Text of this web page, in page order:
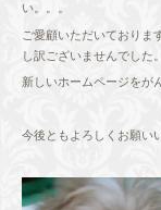
い。。。
ご愛顧いただいておりま
し訳ございませんでした。
新しいホームページをが
今後ともよろしくお願い